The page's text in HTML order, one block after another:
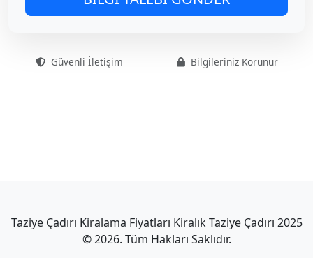
Güvenli İletişim Bilgileriniz Korunur
Taziye Çadırı Kiralama Fiyatları Kiralık Taziye Çadırı 2025
© 2026. Tüm Hakları Saklıdır.